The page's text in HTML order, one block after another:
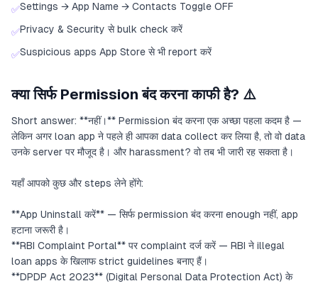
✅Settings → App Name → Contacts Toggle OFF
✅Privacy & Security से bulk check करें
✅Suspicious apps App Store से भी report करें
क्या सिर्फ Permission बंद करना काफी है? ⚠️
Short answer: **नहीं।** Permission बंद करना एक अच्छा पहला कदम है —
लेकिन अगर loan app ने पहले ही आपका data collect कर लिया है, तो वो data
उनके server पर मौजूद है। और harassment? वो तब भी जारी रह सकता है।
यहाँ आपको कुछ और steps लेने होंगे:
**App Uninstall करें** — सिर्फ permission बंद करना enough नहीं, app
हटाना जरूरी है।
**RBI Complaint Portal** पर complaint दर्ज करें — RBI ने illegal
loan apps के खिलाफ strict guidelines बनाए हैं।
**DPDP Act 2023** (Digital Personal Data Protection Act) के